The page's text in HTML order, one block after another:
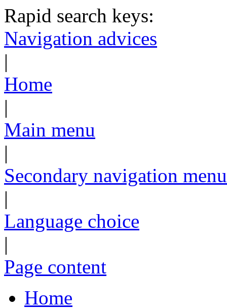
Rapid search keys:
Navigation advices
|
Home
|
Main menu
|
Secondary navigation menu
|
Language choice
|
Page content
Home